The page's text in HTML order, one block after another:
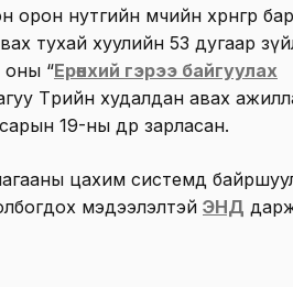
нутгийн өмчийн хөрөнгөөр
тухай хуулийн 53 дугаар
оны “Ерөнхий гэрээ байгуулах
Төрийн худалдан авах
19-ны өдөр зарласан.
цахим системд
мэдээлэлтэй ЭНД